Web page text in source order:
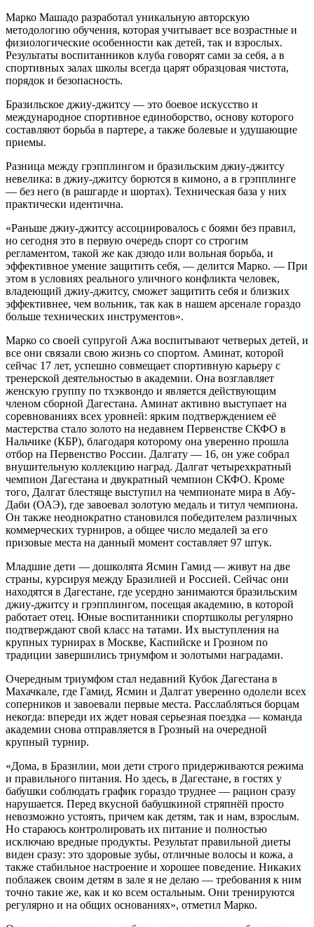
Марко Машадо разработал уникальную авторскую
методологию обучения, которая учитывает все возрастные и
физиологические особенности как детей, так и взрослых.
Результаты воспитанников клуба говорят сами за себя, а в
спортивных залах школы всегда царят образцовая чистота,
порядок и безопасность.
Бразильское джиу-джитсу — это боевое искусство и
международное спортивное единоборство, основу которого
составляют борьба в партере, а также болевые и удушающие
приемы.
Разница между грэпплингом и бразильским джиу-джитсу
невелика: в джиу-джитсу борются в кимоно, а в грэпплинге
— без него (в рашгарде и шортах). Техническая база у них
практически идентична.
«Раньше джиу-джитсу ассоциировалось с боями без правил,
но сегодня это в первую очередь спорт со строгим
регламентом, такой же как дзюдо или вольная борьба, и
эффективное умение защитить себя, — делится Марко. — При
этом в условиях реального уличного конфликта человек,
владеющий джиу-джитсу, сможет защитить себя и близких
эффективнее, чем вольник, так как в нашем арсенале гораздо
больше технических инструментов».
Марко со своей супругой Ажа воспитывают четверых детей, и
все они связали свою жизнь со спортом. Аминат, которой
сейчас 17 лет, успешно совмещает спортивную карьеру с
тренерской деятельностью в академии. Она возглавляет
женскую группу по тхэквондо и является действующим
членом сборной Дагестана. Аминат активно выступает на
соревнованиях всех уровней: ярким подтверждением её
мастерства стало золото на недавнем Первенстве СКФО в
Нальчике (КБР), благодаря которому она уверенно прошла
отбор на Первенство России. Далгату — 16, он уже собрал
внушительную коллекцию наград. Далгат четырехкратный
чемпион Дагестана и двукратный чемпион СКФО. Кроме
того, Далгат блестяще выступил на чемпионате мира в Абу-
Даби (ОАЭ), где завоевал золотую медаль и титул чемпиона.
Он также неоднократно становился победителем различных
коммерческих турниров, а общее число медалей за его
призовые места на данный момент составляет 97 штук.
Младшие дети — дошколята Ясмин Гамид — живут на две
страны, курсируя между Бразилией и Россией. Сейчас они
находятся в Дагестане, где усердно занимаются бразильским
джиу-джитсу и грэпплингом, посещая академию, в которой
работает отец. Юные воспитанники спортшколы регулярно
подтверждают свой класс на татами. Их выступления на
крупных турнирах в Москве, Каспийске и Грозном по
традиции завершились триумфом и золотыми наградами.
Очередным триумфом стал недавний Кубок Дагестана в
Махачкале, где Гамид, Ясмин и Далгат уверенно одолели всех
соперников и завоевали первые места. Расслабляться борцам
некогда: впереди их ждет новая серьезная поездка — команда
академии снова отправляется в Грозный на очередной
крупный турнир.
«Дома, в Бразилии, мои дети строго придерживаются режима
и правильного питания. Но здесь, в Дагестане, в гостях у
бабушки соблюдать график гораздо труднее — рацион сразу
нарушается. Перед вкусной бабушкиной стряпнёй просто
невозможно устоять, причем как детям, так и нам, взрослым.
Но стараюсь контролировать их питание и полностью
исключаю вредные продукты. Результат правильной диеты
виден сразу: это здоровые зубы, отличные волосы и кожа, а
также стабильное настроение и хорошее поведение. Никаких
поблажек своим детям в зале я не делаю — требования к ним
точно такие же, как и ко всем остальным. Они тренируются
регулярно и на общих основаниях», отметил Марко.